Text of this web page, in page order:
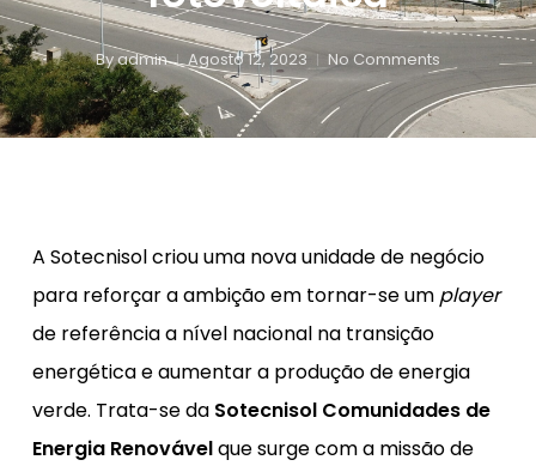
Byadmin Agosto 12, 2023 No Comments
A Sotecnisol criou uma nova unidade de negócio
para reforçar a ambição em tornar-se um player
de referência a nível nacional na transição
energética e aumentar a produção de energia
verde. Trata-se da Sotecnisol Comunidades de
Energia Renovávelque surge com a missão de